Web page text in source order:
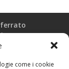
come i cookie
local web -